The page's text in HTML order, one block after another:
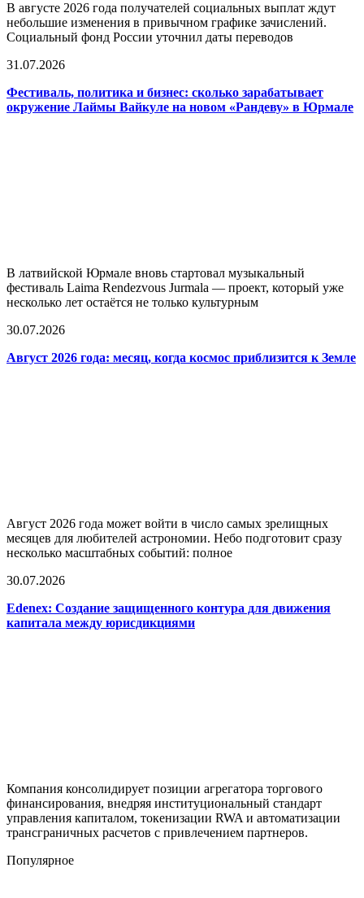
В августе 2026 года получателей социальных выплат ждут
небольшие изменения в привычном графике зачислений.
Социальный фонд России уточнил даты переводов
31.07.2026
Фестиваль, политика и бизнес: сколько зарабатывает
окружение Лаймы Вайкуле на новом «Рандеву» в Юрмале
В латвийской Юрмале вновь стартовал музыкальный
фестиваль Laima Rendezvous Jurmala — проект, который уже
несколько лет остаётся не только культурным
30.07.2026
Август 2026 года: месяц, когда космос приблизится к Земле
Август 2026 года может войти в число самых зрелищных
месяцев для любителей астрономии. Небо подготовит сразу
несколько масштабных событий: полное
30.07.2026
Edenex: Создание защищенного контура для движения
капитала между юрисдикциями
Компания консолидирует позиции агрегатора торгового
финансирования, внедряя институциональный стандарт
управления капиталом, токенизации RWA и автоматизации
трансграничных расчетов с привлечением партнеров.
Популярное